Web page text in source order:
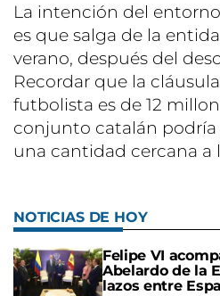
La intención del
es que salga de la
verano, después del
Recordar que la
futbolista es de 12
conjunto catalán podría
una cantidad cercana a
NOTICIAS DE HOY
Felipe VI
Abelardo de la
lazos entre